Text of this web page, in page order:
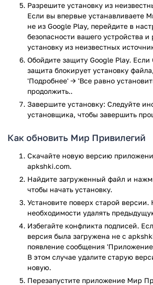
специалист.
В Мире Привилегий есть раздел для
можно забронировать отели, а также
ж/д билеты, что делает ваше
легким. Для автомобилистов приложение
полезные возможности, такие как
со скидкой 10% (в Москве и МО),
безопасности для авто и доступ к
Не забыли и о кафе и ресторанах:
посещение различных заведений — это
приложение, которое сочетает в себе
финансовых и дополнительных сервисов.
не только эффективно управлять
получать выгоду от различных скидок и
оформление банковской карты, покупка
бронирование путешествия, приложение
необходимые инструменты для вашего
хотите сэкономить и упростить свою
Привилегий» — это отличный выбор!
Приложение Мир Привилегий прошло
антивирусом VirusTotal. В результате
Разрешите установку из
Если вы впервые устанавливаете
не из Google Play, перейдите в
безопасности вашего устройства и
установку из неизвестных
Обойдите защиту Google Play. Если
защита блокирует установку
'Подробнее' → 'Все равно
продолжить..
Завершите установку: Следуйте
установщика, чтобы завершить
Как обновить Мир Привилегий
Скачайте новую версию
apkshki.com.
Найдите загруженный файл и
чтобы начать установку.
Установите поверх старой версии.
необходимости удалять
Избегайте конфликта подписей.
версия была загружена не с
появление сообщения
В этом случае удалите старую
новую.
Перезапустите приложениe Мир